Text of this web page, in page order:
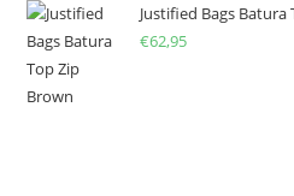
Justified Bags Batura
€62,95